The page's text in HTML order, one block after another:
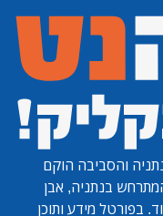
והסביבה הוקם
בנתניה, אבן
בפורטל מידע ותוכן